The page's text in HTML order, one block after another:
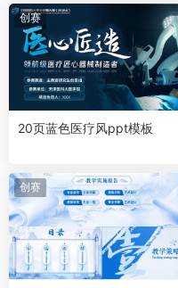
创赛
20页蓝色医疗风ppt模板
创赛